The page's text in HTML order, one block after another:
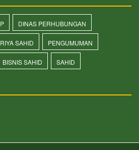
DINAS PERHUBUNGAN
SAHID PENGUMUMAN
BISNIS SAHID SAHID